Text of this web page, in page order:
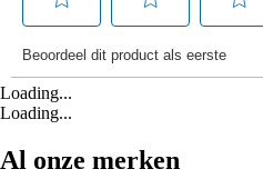
Loading...
Loading...
Al onze merken